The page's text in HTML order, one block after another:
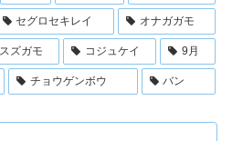
セグロセキレイ オナガガモ
スズガモ コジュケイ 9月
チョウゲンボウ バン